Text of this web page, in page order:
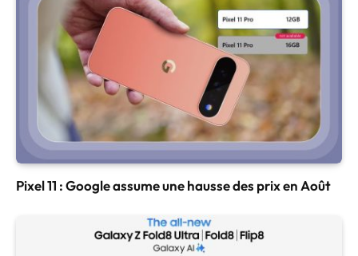
Pixel 11 : Google assume une hausse des prix en Août